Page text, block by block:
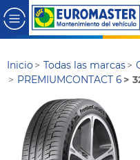
Inicio Todas las marcas
PREMIUMCONTACT 6